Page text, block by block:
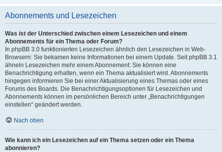
Abonnements und Lesezeichen
Was ist der Unterschied zwischen einem Lesezeichen und einem
Abonnements für ein Thema oder Forum?
In phpBB 3.0 funktionierten Lesezeichen ähnlich den Lesezeichen in Web-
Browsern: Sie bekamen keine Informationen bei einem Update. Seit phpBB 3.1
ähneln Lesezeichen mehr einem Abonnement: Sie können eine
Benachrichtigung erhalten, wenn ein Thema aktualisiert wird. Abonnements
hingegen informieren Sie bei einer Aktualisierung eines Themas oder eines
Forums des Boards. Die Benachrichtigungsoptionen für Lesezeichen und
Abonnements können im persönlichen Bereich unter „Benachrichtigungen
einstellen“ geändert werden.
Nach oben
Wie kann ich ein Lesezeichen auf ein Thema setzen oder ein Thema
abonnieren?